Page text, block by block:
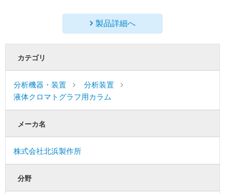
製品詳細へ
カテゴリ
分析機器・装置
分析装置
液体クロマトグラフ用カラム
メーカ名
株式会社北浜製作所
分野